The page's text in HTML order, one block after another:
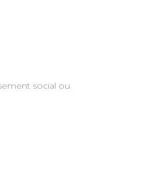
social ou